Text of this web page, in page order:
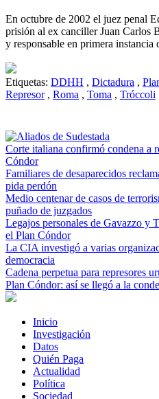
En octubre de 2002 el juez penal
prisión al ex canciller Juan Carlos
y responsable en primera instancia
Etiquetas: DDHH , Dictadura ,
Represor , Roma , Toma , Tróccoli
Corte italiana confirmó condena a
Cóndor
Familiares de desaparecidos
pida perdón
Medio centenar de casos de
puñado de juzgados
Legajos personales de Gavazzo y
el Plan Cóndor
La CIA investigó a varias
democracia
Cadena perpetua para represores
Plan Cóndor: así se llegó a la
Inicio
Investigación
Datos
Quién Paga
Actualidad
Política
Sociedad